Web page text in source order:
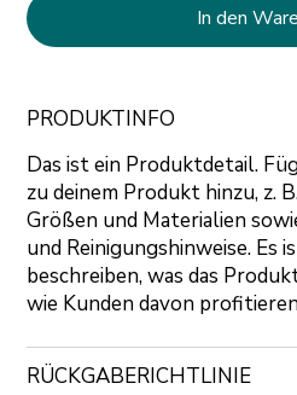
In den
PRODUKTINFO
Das ist ein Produktdetail.
zu deinem Produkt hinzu, z.
Größen und Materialien
und Reinigungshinweise. Es
beschreiben, was das
wie Kunden davon
RÜCKGABERICHTLINIE